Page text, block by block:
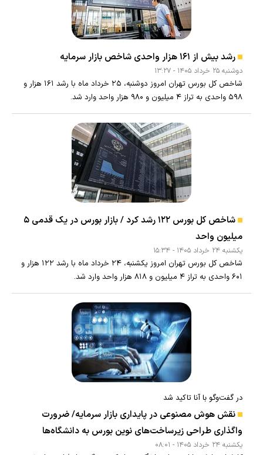
رشد بیش از ۱۶۱ هزار واحدی شاخص بازار سرمایه
دوشنبه ۲۵ خرداد ۱۴۰۵ - ۱۳:۲۷
شاخص کل بورس تهران امروز دوشنبه، ۲۵ خرداد ماه با رشد ۱۶۱ هزار و
۵۹۸ واحدی به تراز ۴ میلیون و ۹۸۰ هزار واحد وارد شد.
شاخص کل بورس ۱۲۲ رشد کرد / بازار بورس در یک قدمی ۵
میلیون واحد
يکشنبه ۲۴ خرداد ۱۴۰۵ - ۱۵:۳۴
شاخص کل بورس تهران امروز یکشنبه، ۲۴ خرداد ماه با رشد ۱۲۲ هزار و
۶۰۱ واحدی به تراز ۴ میلیون و ۸۱۸ هزار واحد وارد شد.
در گفت‌وگو با آنا تاکید شد
نقش هوش مصنوعی در پایداری بازار سرمایه/ ضرورت
واگذاری طراحی زیرساخت‌های نوین بورس به دانشگاه‌ها
يکشنبه ۲۴ خرداد ۱۴۰۵ - ۰۸:۰۱